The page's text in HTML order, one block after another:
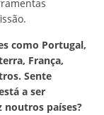
como Portugal,
França,
Sente
a ser
noutros países?